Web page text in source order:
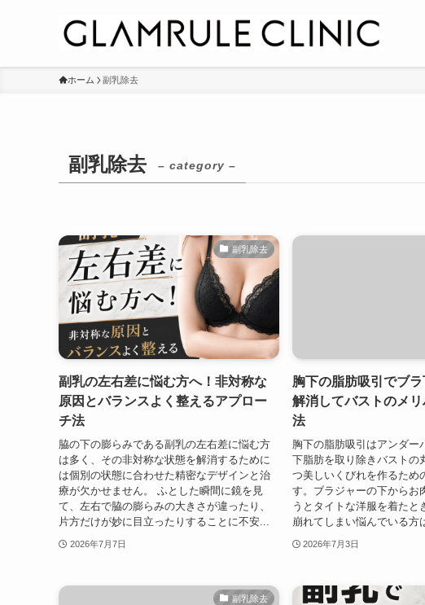
ホーム 副乳除去
副乳除去 – category –
副乳除去
副乳の左右差に悩む方へ！非対称な
原因とバランスよく整えるアプロー
チ法
脇の下の膨らみである副乳の左右差に悩む方
は多く、その非対称な状態を解消するために
は個別の状態に合わせた精密なデザインと治
療が欠かせません。 ふとした瞬間に鏡を見
て、左右で脇の膨らみの大きさが違ったり、
片方だけが妙に目立ったりすることに不安...
2026年7月7日
胸下の脂肪吸引でブ
解消してバストのメ
法
胸下の脂肪吸引はアンダー
下脂肪を取り除きバストの
つ美しいくびれを作るため
す。ブラジャーの下からお
うとタイトな洋服を着たと
崩れてしまい悩んでいる方
2026年7月3日
副乳除去